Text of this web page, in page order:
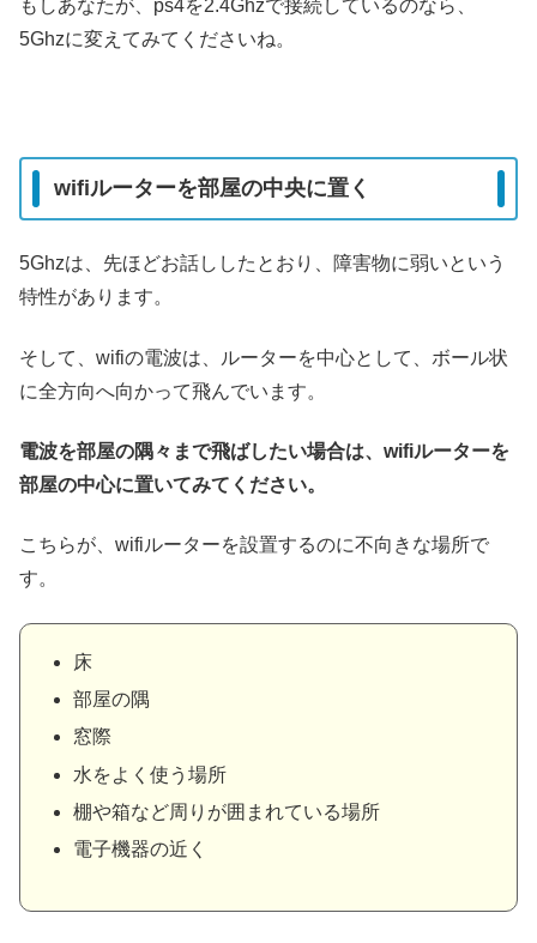
もしあなたが、ps4を2.4Ghzで接続しているのなら、
5Ghzに変えてみてくださいね。
wifiルーターを部屋の中央に置く
5Ghzは、先ほどお話ししたとおり、障害物に弱いという
特性があります。
そして、wifiの電波は、ルーターを中心として、ボール状
に全方向へ向かって飛んでいます。
電波を部屋の隅々まで飛ばしたい場合は、wifiルーターを
部屋の中心に置いてみてください。
こちらが、wifiルーターを設置するのに不向きな場所で
す。
床
部屋の隅
窓際
水をよく使う場所
棚や箱など周りが囲まれている場所
電子機器の近く